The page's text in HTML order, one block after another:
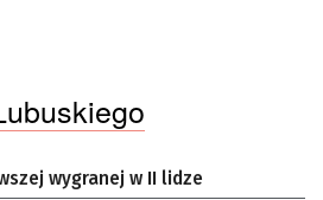
wygranej w II lidze